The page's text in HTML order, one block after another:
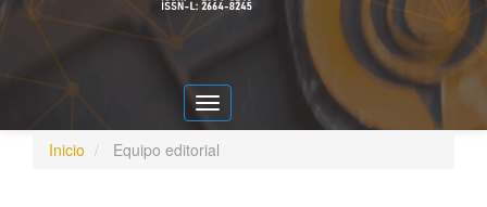
Toggle
navigation
Inicio
Equipo editorial